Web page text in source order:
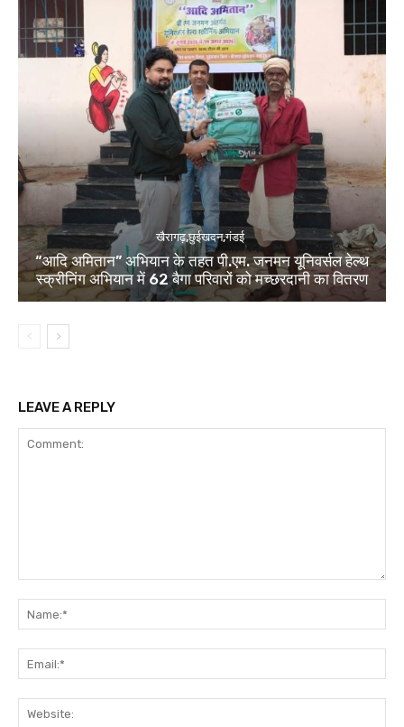
खैरागढ़,छुईखदन,गंडई
“आदि अमितान” अभियान के तहत पी.एम. जनमन यूनिवर्सल हेल्थ
स्क्रीनिंग अभियान में 62 बैगा परिवारों को मच्छरदानी का वितरण
LEAVE A REPLY